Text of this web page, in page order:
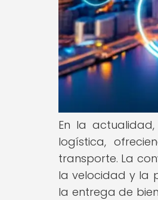
En la
logística,
transporte. La
la velocidad y la
la entrega de